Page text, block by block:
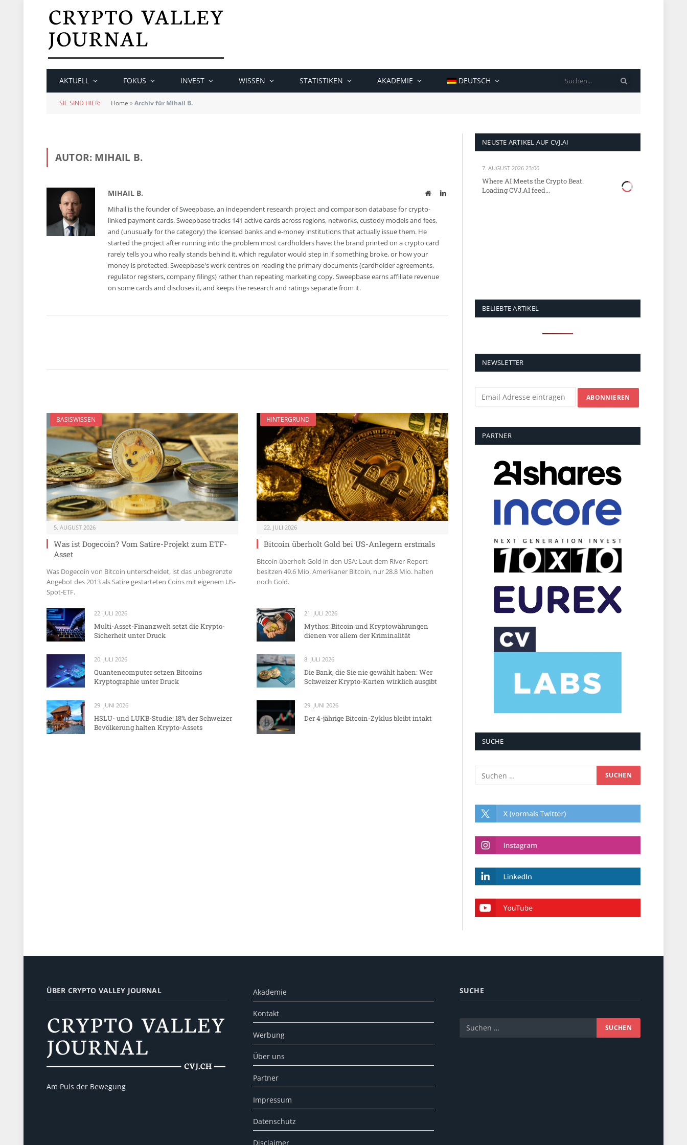
AKTUELL FOKUS INVEST WISSEN STATISTIKEN AKADEMIE DEUTSCH
SIE SIND HIER: Home »Archiv für Mihail B.
AUTOR: MIHAIL B.
MIHAIL B. WebsiteLinkedIn
Mihail is the founder of Sweepbase, an independent research project and comparison database for crypto-
linked payment cards. Sweepbase tracks 141 active cards across regions, networks, custody models and fees,
and (unusually for the category) the licensed banks and e-money institutions that actually issue them. He
started the project after running into the problem most cardholders have: the brand printed on a crypto card
rarely tells you who really stands behind it, which regulator would step in if something broke, or how your
money is protected. Sweepbase's work centres on reading the primary documents (cardholder agreements,
regulator registers, company filings) rather than repeating marketing copy. Sweepbase earns affiliate revenue
on some cards and discloses it, and keeps the research and ratings separate from it.
BASISWISSEN
5. AUGUST 2026
Was ist Dogecoin? Vom Satire-Projekt zum ETF-
Asset
Was Dogecoin von Bitcoin unterscheidet, ist das unbegrenzte
Angebot des 2013 als Satire gestarteten Coins mit eigenem US-
Spot-ETF.
HINTERGRUND
22. JULI 2026
Bitcoin überholt Gold bei US-Anlegern erstmals
Bitcoin überholt Gold in den USA: Laut dem River-Report
besitzen 49.6 Mio. Amerikaner Bitcoin, nur 28.8 Mio. halten
noch Gold.
22. JULI 2026
Multi-Asset-Finanzwelt setzt die Krypto-
Sicherheit unter Druck
21. JULI 2026
Mythos: Bitcoin und Kryptowährungen
dienen vor allem der Kriminalität
20. JULI 2026
Quantencomputer setzen Bitcoins
Kryptographie unter Druck
8. JULI 2026
Die Bank, die Sie nie gewählt haben: Wer
Schweizer Krypto-Karten wirklich ausgibt
29. JUNI 2026
HSLU- und LUKB-Studie: 18% der Schweizer
Bevölkerung halten Krypto-Assets
29. JUNI 2026
Der 4-jährige Bitcoin-Zyklus bleibt intakt
NEUSTE ARTIKEL AUF CVJ.AI
7. AUGUST 2026 23:06
Where AI Meets the Crypto Beat.
Loading CVJ.AI feed...
BELIEBTE ARTIKEL
NEWSLETTER
PARTNER
SUCHE
ÜBER CRYPTO VALLEY JOURNAL
Am Puls der Bewegung
Akademie
Kontakt
Werbung
Über uns
Partner
Impressum
Datenschutz
Disclaimer
SUCHE